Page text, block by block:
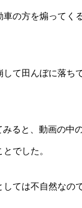
の方を煽ってく
て田んぼに落ち
ると、動画の中
でした。
ては不自然なので